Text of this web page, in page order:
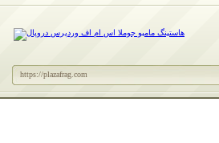
https://plazafrag.com